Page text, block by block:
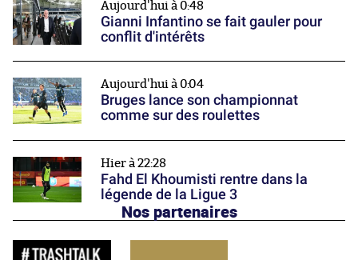
Aujourd'hui à 0:48
Gianni Infantino se fait gauler pour
conflit d'intérêts
Aujourd'hui à 0:04
Bruges lance son championnat
comme sur des roulettes
Hier à 22:28
Fahd El Khoumisti rentre dans la
légende de la Ligue 3
Nos partenaires